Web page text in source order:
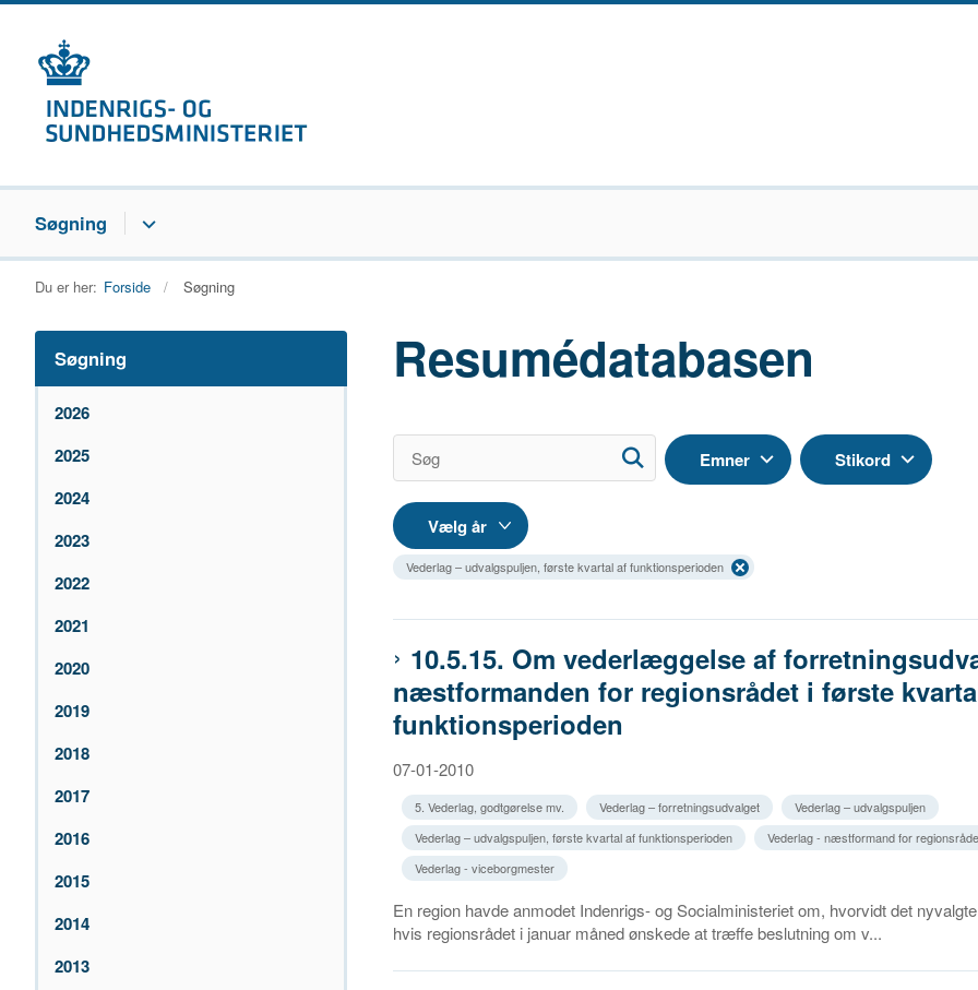
Søgning
Du er her: Forside Søgning
Søgning
2026
2025
2024
2023
2022
2021
2020
2019
2018
2017
2016
2015
2014
2013
Resumédatabasen
Emner Stikord
Vederlag – udvalgspuljen, første kvartal af funktionsperioden
10.5.15. Om vederlæggelse af
næstformanden for regionsrådet i første
funktionsperioden
07-01-2010
5. Vederlag, godtgørelse mv. Vederlag – forretningsudvalget
Vederlag – udvalgspuljen
Vederlag – udvalgspuljen, første kvartal af funktionsperioden
Vederlag - næstformand for
Vederlag - viceborgmester
En region havde anmodet Indenrigs- og Socialministeriet om, hvorvidt det
hvis regionsrådet i januar måned ønskede at træffe beslutning om v...